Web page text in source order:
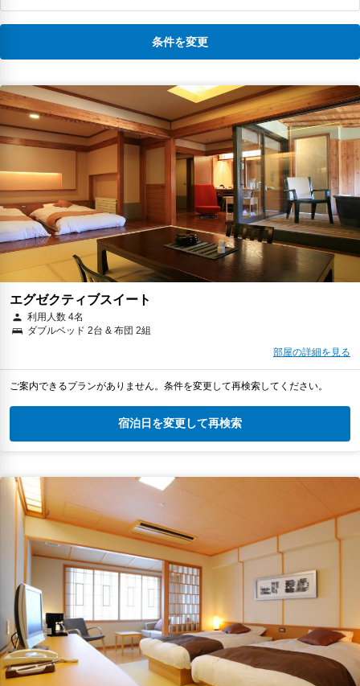
条件を変更
エグゼクティブスイート
利用人数 4名
ダブルベッド 2台 & 布団 2組
部屋の詳細を見る
ご案内できるプランがありません。条件を変更して再検索してください。
宿泊日を変更して再検索